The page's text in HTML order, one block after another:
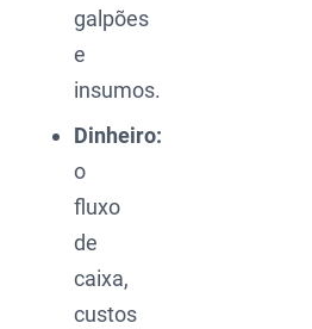
galpões
e
insumos.
Dinheiro:
o
fluxo
de
caixa,
custos